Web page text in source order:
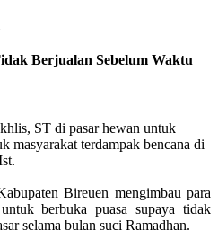
Berjualan Sebelum Waktu
ST di pasar hewan untuk
masyarakat terdampak bencana di
Bireuen mengimbau para
berbuka puasa supaya tidak
selama bulan suci Ramadhan.